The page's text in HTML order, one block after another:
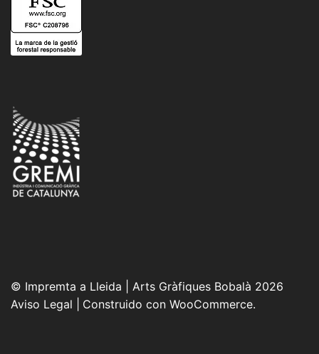
© Impremta a Lleida | Arts Gràfiques Bobalà 2026
Aviso Legal
Construido con WooCommerce.